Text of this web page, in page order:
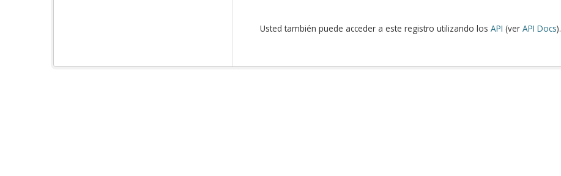
Usted también puede acceder a este registro utilizando los API (ver API Docs).